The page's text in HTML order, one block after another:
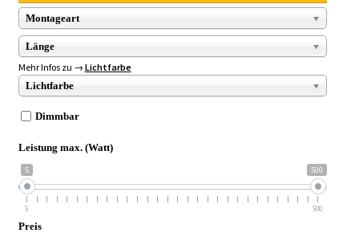
Montageart
Länge
Mehr Infos zu → Lichtfarbe
Lichtfarbe
Dimmbar
Leistung max. (Watt)
5 500
5 500
Preis